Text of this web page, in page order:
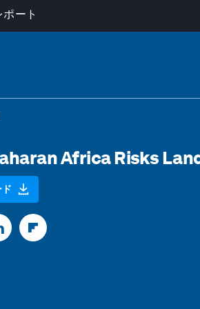
ート
Africa Risks